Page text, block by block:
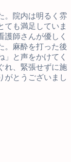
。院内は明るく雰
ても満足していま
護師さんが優しく
。麻酔を打った後
」と声をかけてく
れ、緊張せずに施
がとうございまし